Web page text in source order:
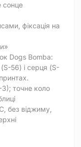
сонце
фіксація на
Dogs Bomba:
56) і серця (S-
3); точне коло
без віджиму,